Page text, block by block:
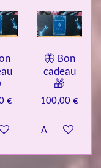
€
au panier
🦋 Bon
cadeau
🎁
100,00 €
Ajouter au